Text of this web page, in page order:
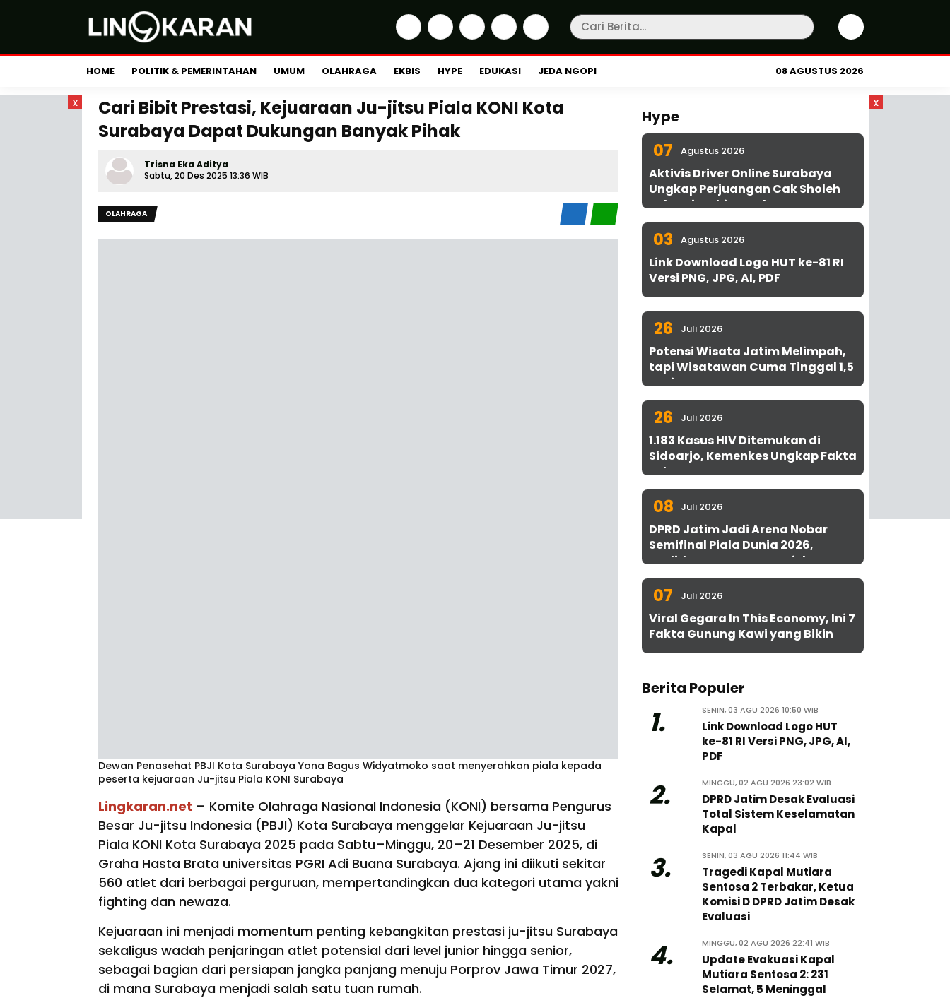
HOME POLITIK & PEMERINTAHAN UMUM OLAHRAGA EKBIS HYPE EDUKASI JEDA NGOPI 08 AGUSTUS 2026
x x
Cari Bibit Prestasi, Kejuaraan Ju-jitsu Piala KONI Kota
Surabaya Dapat Dukungan Banyak Pihak
Trisna Eka Aditya
Sabtu, 20 Des 2025 13:36 WIB
OLAHRAGA
Dewan Penasehat PBJI Kota Surabaya Yona Bagus Widyatmoko saat menyerahkan piala kepada
peserta kejuaraan Ju-jitsu Piala KONI Surabaya
Lingkaran.net – Komite Olahraga Nasional Indonesia (KONI) bersama Pengurus
Besar Ju-jitsu Indonesia (PBJI) Kota Surabaya menggelar Kejuaraan Ju-jitsu
Piala KONI Kota Surabaya 2025 pada Sabtu–Minggu, 20–21 Desember 2025, di
Graha Hasta Brata universitas PGRI Adi Buana Surabaya. Ajang ini diikuti sekitar
560 atlet dari berbagai perguruan, mempertandingkan dua kategori utama yakni
fighting dan newaza.
Kejuaraan ini menjadi momentum penting kebangkitan prestasi ju-jitsu Surabaya
sekaligus wadah penjaringan atlet potensial dari level junior hingga senior,
sebagai bagian dari persiapan jangka panjang menuju Porprov Jawa Timur 2027,
di mana Surabaya menjadi salah satu tuan rumah.
Hype
07 Agustus 2026
Aktivis Driver Online Surabaya
Ungkap Perjuangan Cak Sholeh
Bela Driver hingga ke MA
03 Agustus 2026
Link Download Logo HUT ke-81 RI
Versi PNG, JPG, AI, PDF
26 Juli 2026
Potensi Wisata Jatim Melimpah,
tapi Wisatawan Cuma Tinggal 1,5
Hari
26 Juli 2026
1.183 Kasus HIV Ditemukan di
Sidoarjo, Kemenkes Ungkap Fakta
Sebenarnya
08 Juli 2026
DPRD Jatim Jadi Arena Nobar
Semifinal Piala Dunia 2026,
Hadirkan Uston Nawawi dan
UMKM Gratis untuk 1.000 Warga
07 Juli 2026
Viral Gegara In This Economy, Ini 7
Fakta Gunung Kawi yang Bikin
Penasaran
Berita Populer
1. SENIN, 03 AGU 2026 10:50 WIB
Link Download Logo HUT
ke-81 RI Versi PNG, JPG, AI,
PDF
2. MINGGU, 02 AGU 2026 23:02 WIB
DPRD Jatim Desak Evaluasi
Total Sistem Keselamatan
Kapal
3. SENIN, 03 AGU 2026 11:44 WIB
Tragedi Kapal Mutiara
Sentosa 2 Terbakar, Ketua
Komisi D DPRD Jatim Desak
Evaluasi
4. MINGGU, 02 AGU 2026 22:41 WIB
Update Evakuasi Kapal
Mutiara Sentosa 2: 231
Selamat, 5 Meninggal